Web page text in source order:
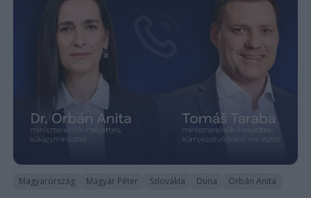
Magyarország Magyar Péter Szlovákia Duna Orbán Anita